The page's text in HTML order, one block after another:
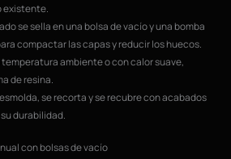
existente.
se sella en una bolsa de vacío y una bomba
compactar las capas y reducir los huecos.
ambiente o con calor suave,
de resina.
se recorta y se recubre con acabados
durabilidad.
con bolsas de vacío